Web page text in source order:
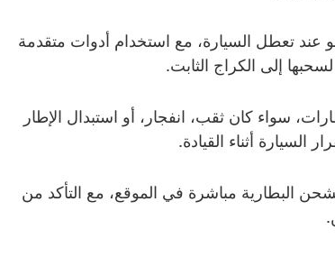
عند تعطل السيارة، مع استخدام أدوات متقدمة
إلى الكراج الثابت.
سواء كان ثقب، انفجار، أو استبدال الإطار
أثناء القيادة.
البطارية مباشرة في الموقع، مع التأكد من